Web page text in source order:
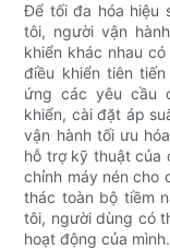
Để tối đa hóa hiệu
tôi, người vận
khiển khác nhau
điều khiển tiên
ứng các yêu cầu
khiển, cài đặt áp
vận hành tối ưu
hỗ trợ kỹ thuật của
chỉnh máy nén cho
thác toàn bộ tiềm
tôi, người dùng có
hoạt động của mình.